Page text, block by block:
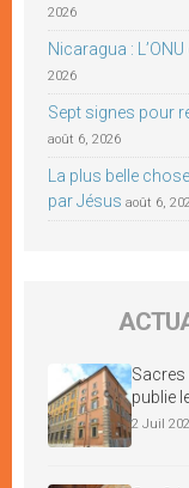
2026
Nicaragua :
2026
Sept signes pour
août 6, 2026
La plus belle
par Jésus août 6,
Sacres
publie
2 Juil